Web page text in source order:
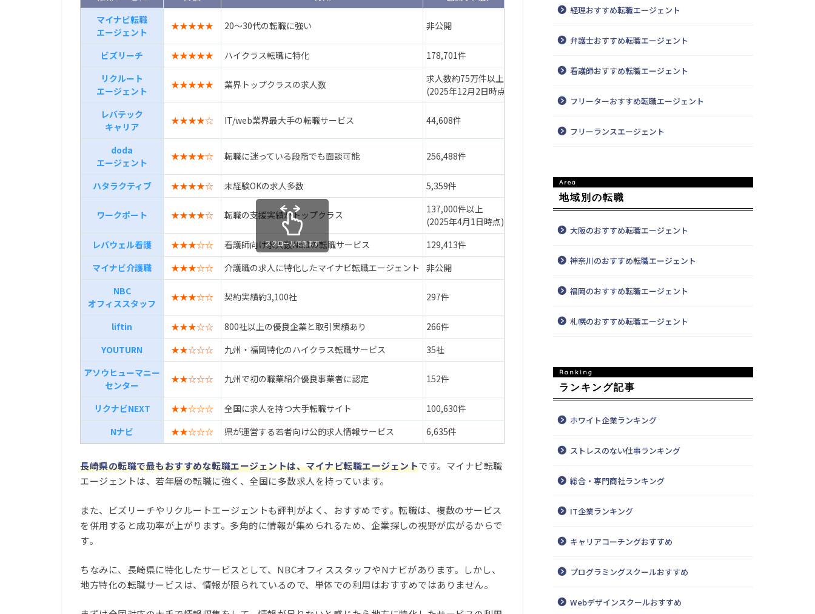
マイナビ転職
エージェント
★★★★★ 20～30代の転職に強い 非公開
ビズリーチ ★★★★★ ハイクラス転職に特化 178,701件
リクルート
エージェント
★★★★★ 業界トップクラスの求人数
求人数約75万件以上
(2025年12月2日時点)
レバテック
キャリア
★★★★☆ IT/web業界最大手の転職サービス 44,608件
doda
エージェント
★★★★☆ 転職に迷っている段階でも面談可能 256,488件
ハタラクティブ ★★★★☆ 未経験OKの求人多数 5,359件
ワークポート ★★★★☆ 転職の支援実績がトップクラス
137,000件以上
(2025年4月1日時点)
レバウェル看護 ★★★☆☆ 看護師向け求人数No.1の転職サービス 129,413件
マイナビ介護職
★★★☆☆ 介護職の求人に特化したマイナビ転職エージェント 非公開
NBC
オフィススタッフ
★★★☆☆ 契約実績約3,100社 297件
liftin ★★★☆☆ 800社以上の優良企業と取引実績あり 266件
YOUTURN
★★☆☆☆ 九州・福岡特化のハイクラス転職サービス 35社
アソウヒューマニー
センター
★★☆☆☆ 九州で初の職業紹介優良事業者に認定 152件 九州・福岡
リクナビNEXT ★★☆☆☆ 全国に求人を持つ大手転職サイト 100,630件
Nナビ
★★☆☆☆ 県が運営する若者向け公的求人情報サービス 6,635件
スクロールできます
長崎県の転職で最もおすすめな転職エージェントは、マイナビ転職エージェントです。マイナビ転職
エージェントは、若年層の転職に強く、全国に多数求人を持っています。
また、ビズリーチやリクルートエージェントも評判がよく、おすすめです。転職は、複数のサービス
を併用すると成功率が上がります。多角的に情報が集められるため、企業探しの視野が広がるからで
す。
ちなみに、長崎県に特化したサービスとして、NBCオフィススタッフやNナビがあります。しかし、
地方特化の転職サービスは、情報が限られているので、単体での利用はおすすめではありません。
経理おすすめ転職エージェント
弁護士おすすめ転職エージェント
看護師おすすめ転職エージェント
フリーターおすすめ転職エージェント
フリーランスエージェント
地域別の転職
大阪のおすすめ転職エージェント
神奈川のおすすめ転職エージェント
福岡のおすすめ転職エージェント
札幌のおすすめ転職エージェント
ランキング記事
ホワイト企業ランキング
ストレスのない仕事ランキング
総合・専門商社ランキング
IT企業ランキング
キャリアコーチングおすすめ
プログラミングスクールおすすめ
Webデザインスクールおすすめ